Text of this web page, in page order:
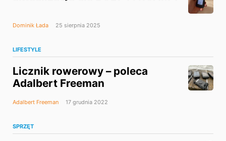
Dominik Łada 25 sierpnia 2025
LIFESTYLE
Licznik rowerowy – poleca
Adalbert Freeman
Adalbert Freeman 17 grudnia 2022
SPRZĘT